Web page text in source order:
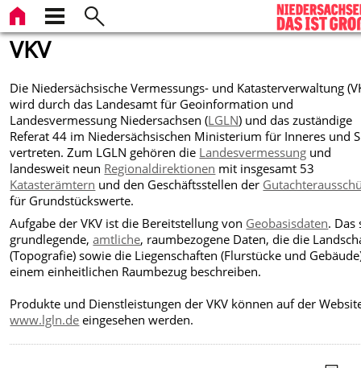
VKV
Die Niedersächsische Vermessungs- und Katasterverwaltung
wird durch das Landesamt für Geoinformation und
Landesvermessung Niedersachsen (LGLN) und das zuständige
Referat 44 im Niedersächsischen Ministerium für Inneres und
vertreten. Zum LGLN gehören die Landesvermessung und
landesweit neun Regionaldirektionen mit insgesamt 53
Katasterämtern und den Geschäftsstellen der
für Grundstückswerte.
Aufgabe der VKV ist die Bereitstellung von Geobasisdaten. Das
grundlegende,amtliche, raumbezogene Daten, die die
(Topografie) sowie die Liegenschaften (Flurstücke und
einem einheitlichen Raumbezug beschreiben.
Produkte und Dienstleistungen der VKV können auf der
www.lgln.de eingesehen werden.